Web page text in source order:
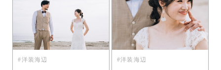
洋装海辺 洋装海辺